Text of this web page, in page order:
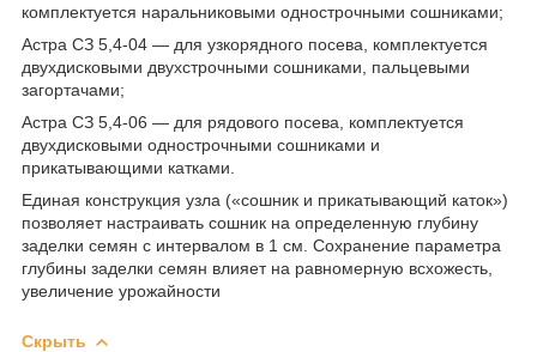
комплектуется наральниковыми однострочными сошниками;
Астра СЗ 5,4-04 — для узкорядного посева, комплектуется
двухдисковыми двухстрочными сошниками, пальцевыми
загортачами;
Астра СЗ 5,4-06 — для рядового посева, комплектуется
двухдисковыми однострочными сошниками и
прикатывающими катками.
Единая конструкция узла («сошник и прикатывающий каток»)
позволяет настраивать сошник на определенную глубину
заделки семян с интервалом в 1 см. Сохранение параметра
глубины заделки семян влияет на равномерную всхожесть,
увеличение урожайности
Скрыть